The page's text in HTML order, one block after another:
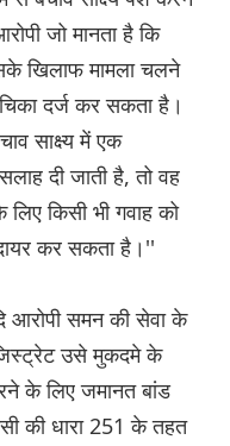
जो मानता है कि
खिलाफ मामला चलने
दर्ज कर सकता है।
साक्ष्य में एक
दी जाती है, तो वह
लिए किसी भी गवाह को
कर सकता है।''
आरोपी समन की सेवा के
उसे मुकदमे के
के लिए जमानत बांड
की धारा 251 के तहत